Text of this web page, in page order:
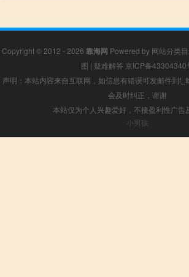
Copyright © 2012 - 2026 靠海网 Powered by 网站分类
图 | 疑难解答 京ICP备43304340
声明：本站内容来自互联网，如信息有错误可发邮件到
会及时纠正，谢谢
本站仅为个人兴趣爱好，不接盈利性广告
小男孩